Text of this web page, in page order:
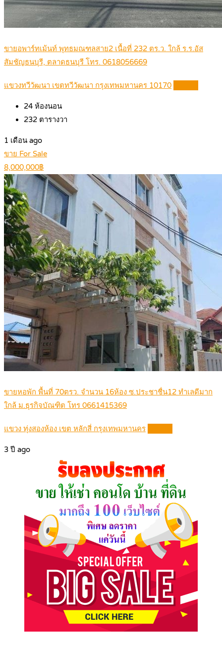
ขายอพาร์ทเม้นท์ พุทธมณฑลสาย2 เนื้อที่ 232 ตร.ว. ใกล้ ร.ร.อัส
สัมชัญธนบุรี, ตลาดธนบุรี โทร. 0618056669
แขวงทวีวัฒนา เขตทวีวัฒนา กรุงเทพมหานคร 10170
24 ห้องนอน
232 ตารางวา
1 เดือน ago
ขาย For Sale
8,000,000฿
ขายหอพัก พื้นที่ 70ตรว. จำนวน 16ห้อง ซ.ประชาชื่น12 ทำเลดีมาก
ใกล้ ม.ธุรกิจบัณฑิต โทร 0661415369
แขวง ทุ่งสองห้อง เขต หลักสี่ กรุงเทพมหานคร
3 ปี ago